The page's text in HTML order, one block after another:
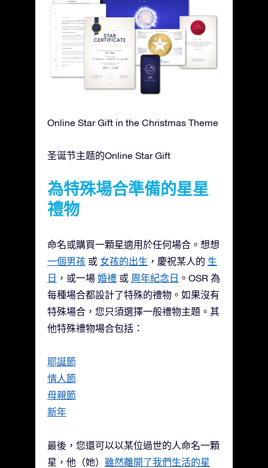
Online Star Gift in the Christmas Theme
圣诞节主题的Online Star Gift
為特殊場合準備的星星
禮物
命名或購買一顆星適用於任何場合。想想
一個男孩 或 女孩的出生 ，慶祝某人的 生
日 ，或一場 婚禮 或 周年紀念日 。OSR 為
每種場合都設計了特殊的禮物。如果沒有
特殊場合，您只須選擇一般禮物主題。其
他特殊禮物場合包括：
耶誕節
情人節
母親節
新年
最後，您還可以以某位過世的人命名一顆
星，他（她） 雖然離開了我們生活的星